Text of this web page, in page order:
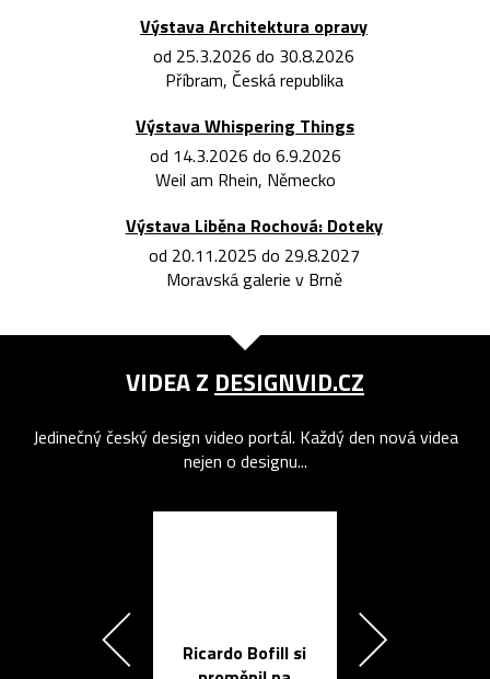
Výstava Architektura opravy
od 25.3.2026 do 30.8.2026
Příbram, Česká republika
Výstava Whispering Things
od 14.3.2026 do 6.9.2026
Weil am Rhein, Německo
Výstava Liběna Rochová: Doteky
od 20.11.2025 do 29.8.2027
Moravská galerie v Brně
VIDEA Z DESIGNVID.CZ
Jedinečný český design video portál. Každý den nová videa
nejen o designu...
Ricardo Bofill si